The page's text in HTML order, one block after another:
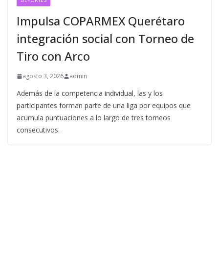
Impulsa COPARMEX Querétaro
integración social con Torneo de
Tiro con Arco
agosto 3, 2026 admin
Además de la competencia individual, las y los
participantes forman parte de una liga por equipos que
acumula puntuaciones a lo largo de tres torneos
consecutivos.